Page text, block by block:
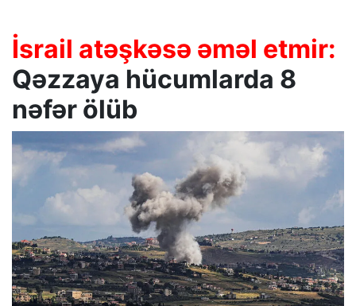
İsrail atəşkəsə əməl etmir:
Qəzzaya hücumlarda 8
nəfər ölüb